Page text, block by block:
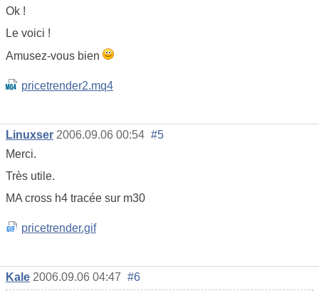
Ok !
Le voici !
Amusez-vous bien
pricetrender2.mq4
Linuxser 2006.09.06 00:54 #5
Merci.
Très utile.
MA cross h4 tracée sur m30
pricetrender.gif
Kale 2006.09.06 04:47 #6